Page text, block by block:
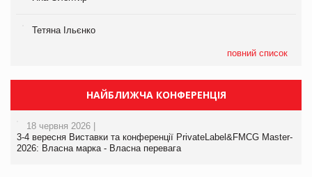
Тетяна Ільєнко
повний список
НАЙБЛИЖЧА КОНФЕРЕНЦІЯ
18 червня 2026 |
3-4 вересня Виставки та конференції PrivateLabel&FMCG Master-
2026: Власна марка - Власна перевага